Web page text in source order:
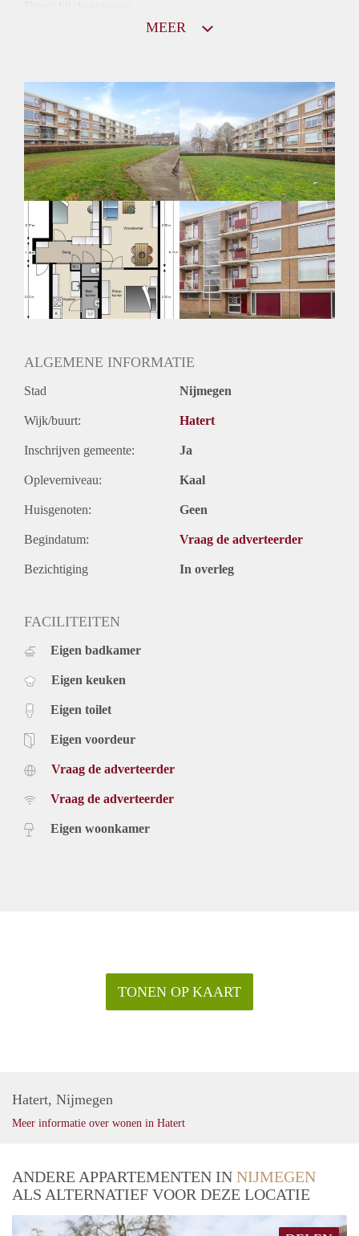
Huurtoeslag
Niet mogelijk
Inkomen eis
2,8 X Maandhuur Bruto
Huurtermijn
Onbepaalde termijn
Oplevering
MEER
ALGEMENE INFORMATIE
Stad Nijmegen
Wijk/buurt: Hatert
Inschrijven gemeente: Ja
Opleverniveau: Kaal
Huisgenoten: Geen
Begindatum: Vraag de adverteerder
Bezichtiging In overleg
FACILITEITEN
Eigen badkamer
Eigen keuken
Eigen toilet
Eigen voordeur
Vraag de adverteerder
Vraag de adverteerder
Eigen woonkamer
TONEN OP KAART
Hatert, Nijmegen
Meer informatie over wonen in Hatert
ANDERE APPARTEMENTEN IN NIJMEGEN
ALS ALTERNATIEF VOOR DEZE LOCATIE